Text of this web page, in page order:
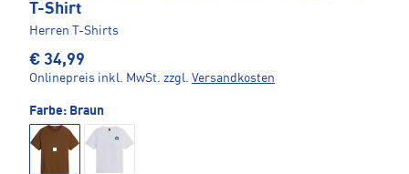
T-Shirt
Herren T-Shirts
€ 34,99
Onlinepreis inkl. MwSt. zzgl. Versandkosten
Farbe: Braun